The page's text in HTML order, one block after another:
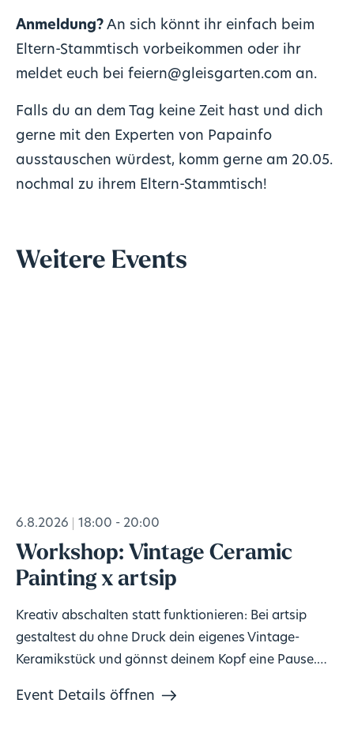
Anmeldung?An sich könnt ihr einfach beim
Eltern-Stammtisch vorbeikommen oder ihr
meldet euch bei feiern@gleisgarten.com an.
Falls du an dem Tag keine Zeit hast und dich
gerne mit den Experten von Papainfo
ausstauschen würdest, komm gerne am 20.05.
nochmal zu ihrem Eltern-Stammtisch!
Weitere Events
6.8.2026 18:00 - 20:00
Workshop: Vintage Ceramic
Painting x artsip
Kreativ abschalten statt funktionieren: Bei artsip
gestaltest du ohne Druck dein eigenes Vintage-
Keramikstück und gönnst deinem Kopf eine Pause.
Event Details öffnen